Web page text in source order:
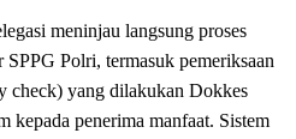
meninjau langsung proses
Polri, termasuk pemeriksaan
check) yang dilakukan Dokkes
kepada penerima manfaat. Sistem